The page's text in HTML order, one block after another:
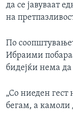
да се јавуваат
на
По
Ибраими
бидејќи нема да
„Со ниеден
бегам, а камоли